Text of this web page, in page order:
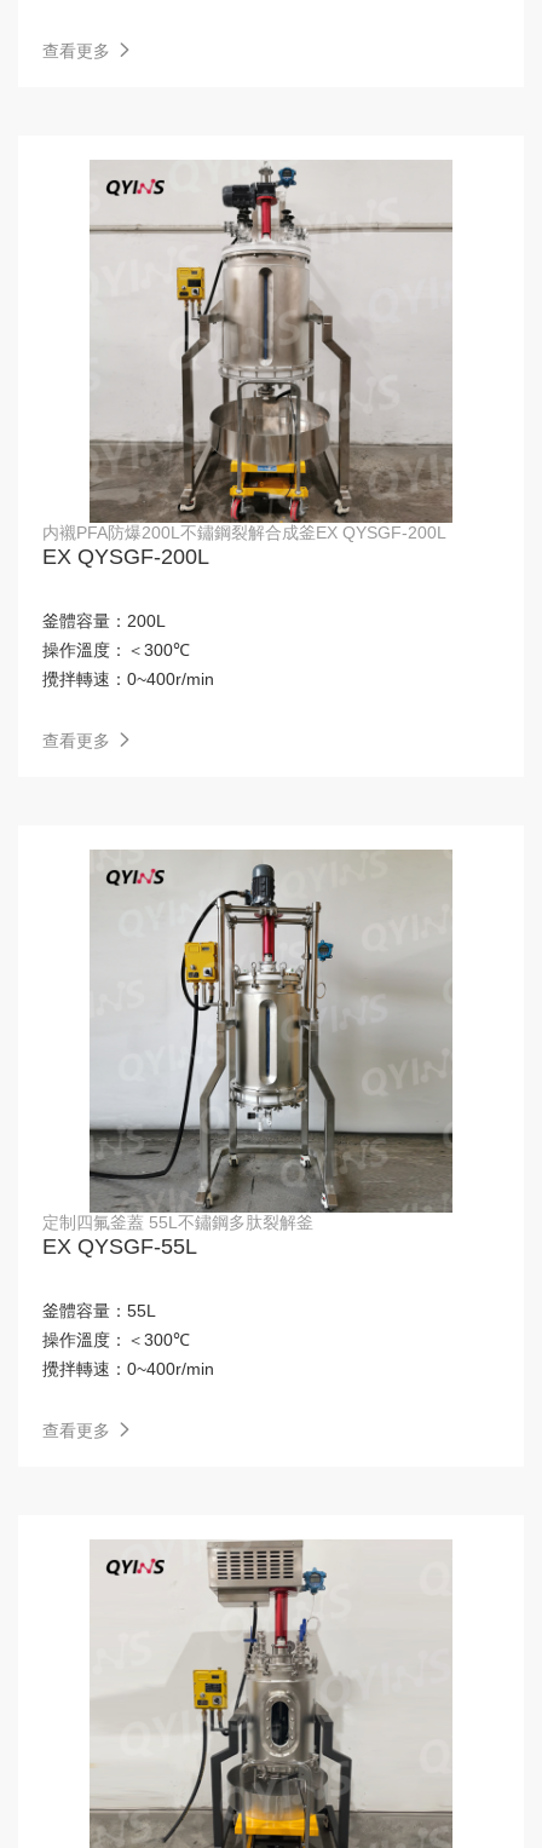
查看更多
内襯PFA防爆200L不鏽鋼裂解合成釜EX QYSGF-200L
EX QYSGF-200L
釜體容量： 200L
操作溫度： ＜300℃
攪拌轉速： 0~400r/min
查看更多
定制四氟釜蓋 55L不鏽鋼多肽裂解釜
EX QYSGF-55L
釜體容量： 55L
操作溫度： ＜300℃
攪拌轉速： 0~400r/min
查看更多